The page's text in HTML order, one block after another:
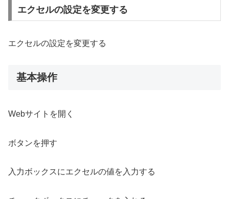
エクセルの設定を変更する
エクセルの設定を変更する
基本操作
Webサイトを開く
ボタンを押す
入力ボックスにエクセルの値を入力する